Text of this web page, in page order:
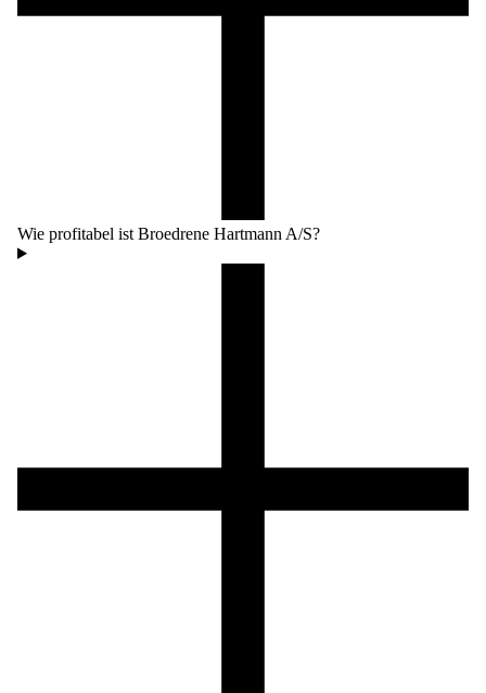
Wie profitabel ist Broedrene Hartmann A/S?